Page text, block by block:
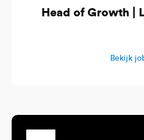
Head of Growth |
Bekijk